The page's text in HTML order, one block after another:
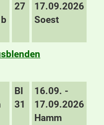
27
17.09.2026
Soest
BI
31
16.09. -
17.09.2026
Hamm